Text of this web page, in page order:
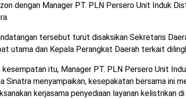
dengan Manager PT. PLN Persero Unit Induk
tersebut turut disaksikan Sekretaris
utama dan Kepala Perangkat Daerah terkait
kesempatan itu, Manager PT. PLN Persero Unit
Sinatra menyampaikan, kesepakatan bersama ini
kerjasama penyediaan layanan kelistrikan